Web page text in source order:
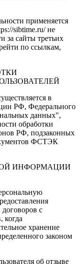
применяется
sibtime.ru/ не
за сайты третьих
по ссылкам,
в
РФ, Федерального
данных",
обработки
РФ, подзаконных
ФСТЭК
ИНФОРМАЦИИ
с
когда
хранение
законом
об отзыве